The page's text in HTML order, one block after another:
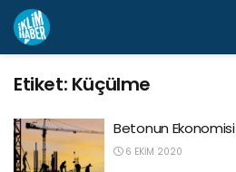
Etiket: Küçülme
Betonun Ekonomisi
6 EKIM 2020